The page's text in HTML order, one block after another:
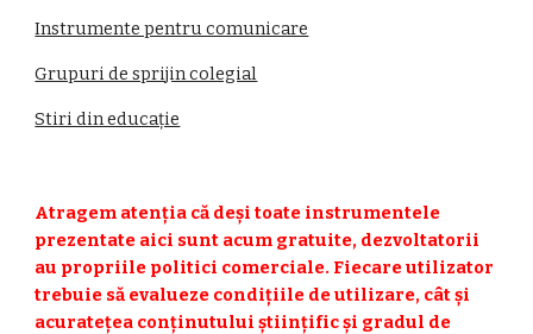
Instrumente pentru comunicare
Grupuri de sprijin colegial
Stiri din educație
Atragem atenția că deși toate instrumentele
prezentate aici sunt acum gratuite, dezvoltatorii
au propriile politici comerciale. Fiecare utilizator
trebuie să evalueze condițiile de utilizare, cât și
acuratețea conținutului științific și gradul de